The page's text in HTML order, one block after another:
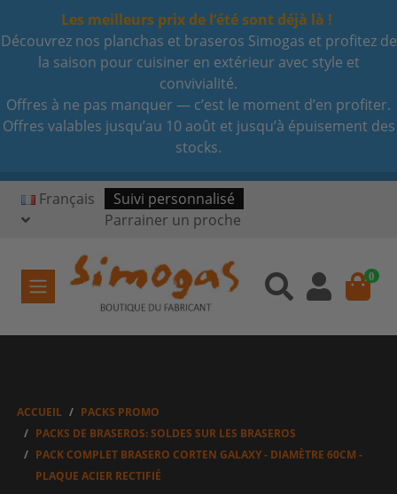
Les meilleurs prix de l’été sont déjà là !
Découvrez nos planchas et braseros Simogas et profitez de
la saison pour cuisiner en extérieur avec style et
convivialité.
Offres à ne pas manquer — c’est le moment d’en profiter.
Offres valables jusqu’au 10 août et jusqu’à épuisement des
stocks.
Français
Suivi personnalisé
Parrainer un proche
0
ACCUEIL
PACKS PROMO
PACKS DE BRASEROS: SOLDES SUR LES BRASEROS
PACK COMPLET BRASERO CORTEN GALAXY - DIAMÈTRE 60CM -
PLAQUE ACIER RECTIFIÉ